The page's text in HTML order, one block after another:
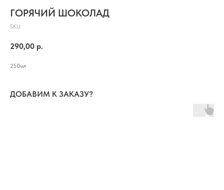
ГОРЯЧИЙ ШОКОЛАД
SKU:
290,00 р.
250мл
ДОБАВИМ К ЗАКАЗУ?